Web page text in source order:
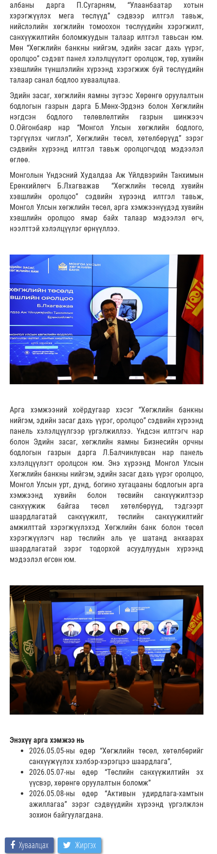
албаны дарга П.Сугарням, “Улаанбаатар хотын
хэрэгжүүлэх мега төслүүд” сэдвээр илтгэл тавьж,
нийслэлийн хөгжлийн томоохон төслүүдийн хэрэгжилт,
санхүүжилтийн боломжуудын талаар илтгэл тавьсан юм.
Мөн “Хөгжлийн банкны нийгэм, эдийн засаг дахь үүрэг,
оролцоо” сэдэвт панел хэлэлцүүлэгт оролцож, төр, хувийн
хэвшлийн түншлэлийн хүрээнд хэрэгжиж буй төслүүдийн
талаар санал бодлоо хуваалцлаа.
Эдийн засаг, хөгжлийн яамны зүгээс Хөрөнгө оруулалтын
бодлогын газрын дарга Б.Мөнх-Эрдэнэ болон Хөгжлийн
нэгдсэн бодлого төлөвлөлтийн газрын шинжээч
О.Ойгонбаяр нар “Монгол Улсын хөгжлийн бодлого,
тэргүүлэх чиглэл”, Хөгжлийн төсөл, хөтөлбөрүүд” зэрэг
сэдвийн хүрээнд илтгэл тавьж оролцогчдод мэдээлэл
өглөө.
Монголын Үндэсний Худалдаа Аж Үйлдвэрийн Танхимын
Ерөнхийлөгч Б.Лхагважав “Хөгжлийн төсөлд хувийн
хэвшлийн оролцоо” сэдвийн хүрээнд илтгэл тавьж,
Монгол Улсын хөгжлийн төсөл, арга хэмжээнүүдэд хувийн
хэвшлийн оролцоо ямар байх талаар мэдээлэл өгч,
нээлттэй хэлэлцүүлэг өрнүүллээ.
Арга хэмжээний хоёрдугаар хэсэг “Хөгжлийн банкны
нийгэм, эдийн засаг дахь үүрэг, оролцоо” сэдвийн хүрээнд
панель хэлэлцүүлгээр үргэлжиллээ. Үндсэн илтгэгч нар
болон Эдийн засаг, хөгжлийн яамны Бизнесийн орчны
бодлогын газрын дарга Л.Балчинлувсан нар панель
хэлэлцүүлэгт оролцсон юм. Энэ хүрээнд Монгол Улсын
Хөгжлийн банкны нийгэм, эдийн засаг дахь үүрэг оролцоо,
Монгол Улсын урт, дунд, богино хугацааны бодлогын арга
хэмжээнд хувийн болон төсвийн санхүүжилтээр
санхүүжиж байгаа төсөл хөтөлбөрүүд, тэдгээрт
шаардлагатай санхүүжилт, төслийн санхүүжилтийг
амжилттай хэрэгжүүлэхэд Хөгжлийн банк болон төсөл
хэрэгжүүлэгч нар төслийн аль үе шатанд анхаарах
шаардлагатай зэрэг тодорхой асуудлуудын хүрээнд
мэдээлэл өгсөн юм.
Энэхүү арга хэмжээ нь
2026.05.05-ны өдөр “Хөгжлийн төсөл, хөтөлбөрийг
санхүүжүүлэх хэлбэр-хэрэгцээ шаардлага”,
2026.05.07-ны өдөр “Төслийн санхүүжилтийн эх
үүсвэр, хөрөнгө оруулалтын боломж”
2026.05.08-ны өдөр “Активын удирдлага-хамтын
ажиллагаа” зэрэг сэдвүүдийн хүрээнд үргэлжлэн
зохион байгуулагдана.
Хуваалцах Жиргэх